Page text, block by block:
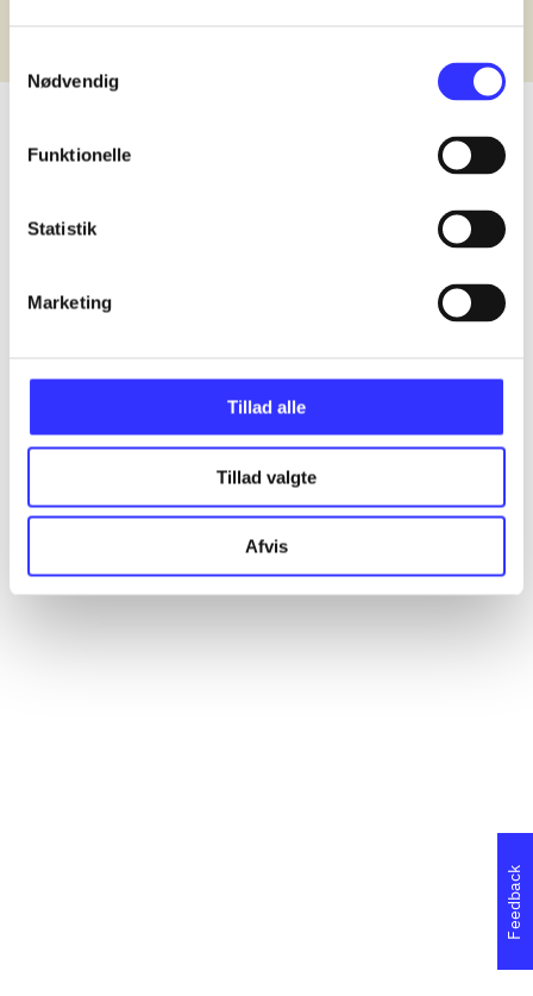
Nødvendig
Funktionelle
Statistik
Marketing
Tillad alle
Tillad valgte
Afvis
Published in undefined
Works are grouped by the earliest
Published in undefined
Works are grouped by the earliest
Feedback